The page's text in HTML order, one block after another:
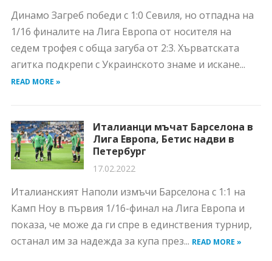
Динамо Загреб победи с 1:0 Севиля, но отпадна на
1/16 финалите на Лига Европа от носителя на
седем трофея с обща загуба от 2:3. Хърватската
агитка подкрепи с Украинското знаме и искане...
READ MORE »
Италианци мъчат Барселона в
Лига Европа, Бетис надви в
Петербург
17.02.2022
Италианският Наполи измъчи Барселона с 1:1 на
Камп Ноу в първия 1/16-финал на Лига Европа и
показа, че може да ги спре в единствения турнир,
останал им за надежда за купа през... READ MORE »